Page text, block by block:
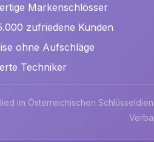
Markenschlösser
zufriedene Kunden
ohne Aufschläge
Techniker
im Österreichischen